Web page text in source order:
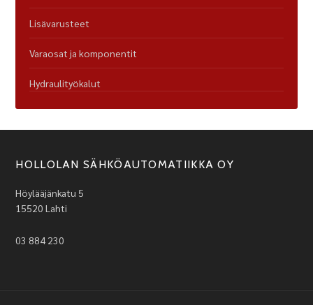
Lisävarusteet
Varaosat ja komponentit
Hydraulityökalut
HOLLOLAN SÄHKÖAUTOMATIIKKA OY
Höylääjänkatu 5
15520 Lahti
03 884 230